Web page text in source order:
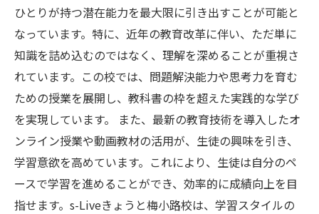
ひとりが持つ潜在能力を最大限に引き出すことが可能と
なっています。特に、近年の教育改革に伴い、ただ単に
知識を詰め込むのではなく、理解を深めることが重視さ
れています。この校では、問題解決能力や思考力を育む
ための授業を展開し、教科書の枠を超えた実践的な学び
を実現しています。 また、最新の教育技術を導入したオ
ンライン授業や動画教材の活用が、生徒の興味を引き、
学習意欲を高めています。これにより、生徒は自分のペ
ースで学習を進めることができ、効率的に成績向上を目
指せます。s-Liveきょうと梅小路校は、学習スタイルの